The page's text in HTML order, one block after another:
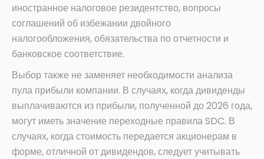
иностранное налоговое резидентство, вопросы
соглашений об избежании двойного
налогообложения, обязательства по отчетности и
банковское соответствие.
Выбор также не заменяет необходимости анализа
пула прибыли компании. В случаях, когда дивиденды
выплачиваются из прибыли, полученной до 2026 года,
могут иметь значение переходные правила SDC. В
случаях, когда стоимость передается акционерам в
форме, отличной от дивидендов, следует учитывать